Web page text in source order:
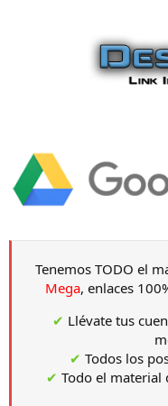
Tenemos TODO el
Mega, enlaces
✔ Llévate tus
✔ Todos los
✔ Todo el material